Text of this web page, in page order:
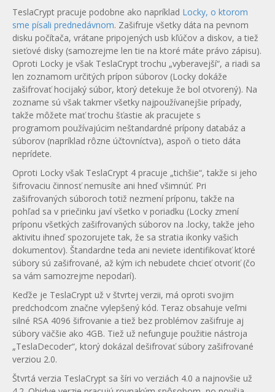
TeslaCrypt pracuje podobne ako napríklad Locky, o ktorom
sme písali prednedávnom. Zašifruje všetky dáta na pevnom
disku počítača, vrátane pripojených usb kľúčov a diskov, a tiež
sieťové disky (samozrejme len tie na ktoré máte právo zápisu).
Oproti Locky je však TeslaCrypt trochu „vyberavejší“, a riadi sa
len zoznamom určitých prípon súborov (Locky dokáže
zašifrovať hocijaký súbor, ktorý detekuje že bol otvorený). Na
zozname sú však takmer všetky najpoužívanejšie prípady,
takže môžete mať trochu šťastie ak pracujete s
programom používajúcim neštandardné prípony databáz a
súborov (napríklad rôzne účtovníctva), aspoň o tieto dáta
neprídete.
Oproti Locky však TeslaCrypt 4 pracuje „tichšie“, takže si jeho
šifrovaciu činnosť nemusíte ani hneď všimnúť. Pri
zašifrovaných súboroch totiž nezmení príponu, takže na
pohľad sa v priečinku javí všetko v poriadku (Locky zmení
príponu všetkých zašifrovaných súborov na .locky, takže jeho
aktivitu ihneď spozorujete tak, že sa stratia ikonky vašich
dokumentov). Štandardne teda ani neviete identifikovať ktoré
súbory sú zašifrované, až kým ich nebudete chcieť otvoriť (čo
sa vám samozrejme nepodarí).
Keďže je TeslaCrypt už v štvrtej verzii, má oproti svojim
predchodcom značne vylepšený kód. Teraz obsahuje veľmi
silné RSA 4096 šifrovanie a tiež bez problémov zašifruje aj
súbory väčšie ako 4GB. Tiež už nefunguje použitie nástroja
„TeslaDecoder“, ktorý dokázal dešifrovať súbory zašifrované
verziou 2.0.
Štvrtá verzia TeslaCrypt sa šíri vo verziách 4.0 a najnovšie už